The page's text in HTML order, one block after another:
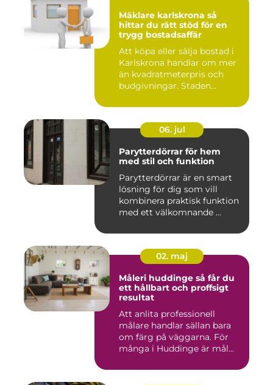
Mäklare karlskrona så
hittar du rätt stöd för en
trygg bostadsaffär
Att köpa eller sälja bostad i
Karlskrona handlar om mer
än kvadratmeterpris och
budgivningar. Staden...
06. jul
Parytterdörrar för hem
med stil och funktion
Parytterdörrar är en smart
lösning för dig som vill
kombinera praktisk funktion
med ett välkomnande ...
02. maj
Måleri huddinge så får du
ett hållbart och proffsigt
resultat
Att anlita professionell
målare handlar sällan bara
om färg på väggarna. För
många i Huddinge är mål...